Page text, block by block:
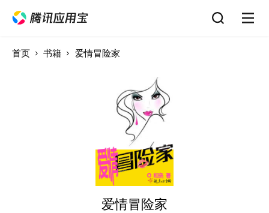
首页 书籍 爱情冒险家
爱情冒险家